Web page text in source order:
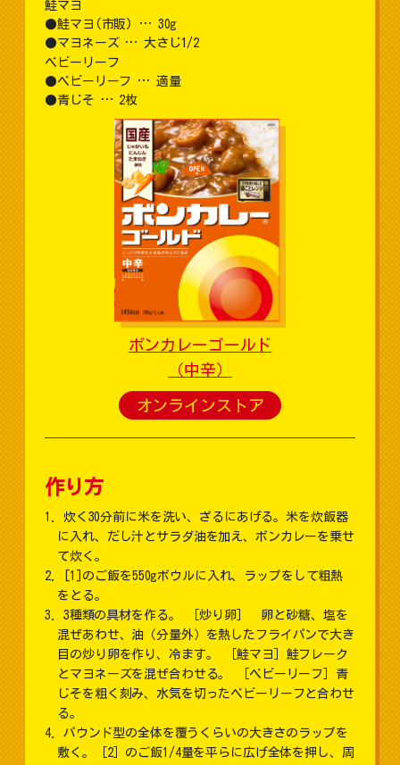
鮭マヨ
鮭マヨ(市販) … 30g
マヨネーズ … 大さじ1/2
ベビーリーフ
ベビーリーフ … 適量
青じそ … 2枚
ボンカレーゴールド
（中辛）
オンラインストア
作り方
炊く30分前に米を洗い、ざるにあげる。米を炊飯器
に入れ、だし汁とサラダ油を加え、ボンカレーを乗せ
て炊く。
[1]のご飯を550gボウルに入れ、ラップをして粗熱
をとる。
3種類の具材を作る。 ［炒り卵］ 卵と砂糖、塩を
混ぜあわせ、油（分量外）を熱したフライパンで大き
目の炒り卵を作り、冷ます。 ［鮭マヨ］鮭フレーク
とマヨネーズを混ぜ合わせる。 ［ベビーリーフ］青
じそを粗く刻み、水気を切ったベビーリーフと合わせ
る。
パウンド型の全体を覆うくらいの大きさのラップを
敷く。［2］のご飯1/4量を平らに広げ全体を押し、周